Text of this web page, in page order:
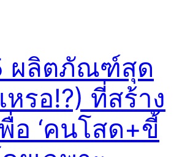
ผลิตภัณฑ์สุด
หรอ!?) ที่สร้าง
อ ‘คนโสด+ขี้